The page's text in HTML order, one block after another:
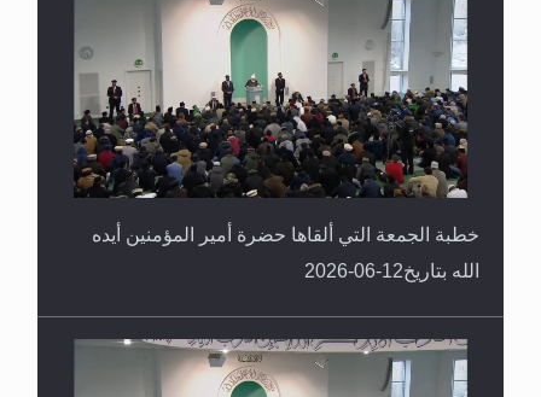
خطبة الجمعة التي ألقاها حضرة أمير المؤمنين أيده
الله بتاريخ12-06-2026